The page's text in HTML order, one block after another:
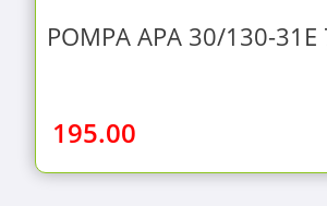
POMPA APA 30/130-
195.00